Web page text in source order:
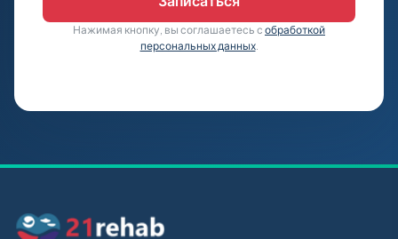
Нажимая кнопку, вы соглашаетесь с обработкой
персональных данных.